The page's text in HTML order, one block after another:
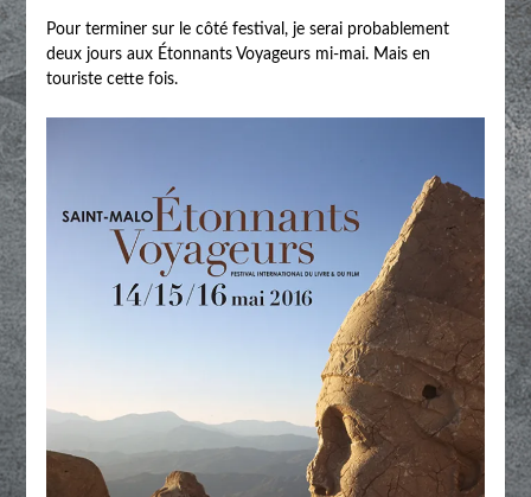
Pour terminer sur le côté festival, je serai probablement
deux jours aux Étonnants Voyageurs mi-mai. Mais en
touriste cette fois.